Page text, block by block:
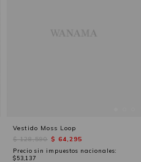
Vestido Moss Loop
$ 128,590 $ 64,295
Precio sin impuestos nacionales:
$53,137